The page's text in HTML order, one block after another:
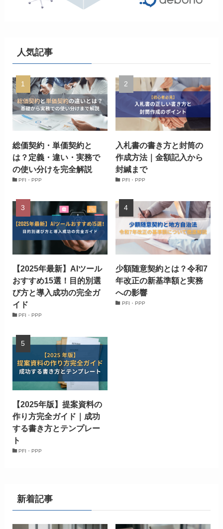
人気記事
総価契約・単価契約と
は？定義・違い・実務で
の使い分けを完全解説
PFI・PPP
入札書の書き方と封筒の
作成方法｜金額記入から
封緘まで
PFI・PPP
【2025年最新】AIツール
おすすめ15選！目的別選
び方と導入成功の完全ガ
イド
PFI・PPP
少額随意契約とは？令和7
年改正の新基準額と実務
への影響
PFI・PPP
【2025年版】提案資料の
作り方完全ガイド｜成功
する書き方とテンプレー
ト
PFI・PPP
新着記事